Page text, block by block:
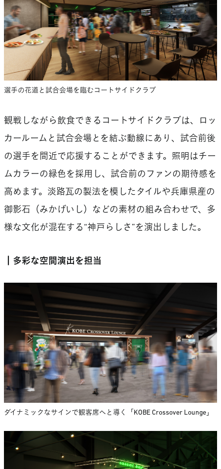
選手の花道と試合会場を臨むコートサイドクラブ
観戦しながら飲食できるコートサイドクラブは、ロッ
カールームと試合会場とを結ぶ動線にあり、試合前後
の選手を間近で応援することができます。照明はチー
ムカラーの緑色を採用し、試合前のファンの期待感を
高めます。淡路瓦の製法を模したタイルや兵庫県産の
御影石（みかげいし）などの素材の組み合わせで、多
様な文化が混在する“神戸らしさ”を演出しました。
┃多彩な空間演出を担当
ダイナミックなサインで観客席へと導く「KOBE Crossover Lounge」